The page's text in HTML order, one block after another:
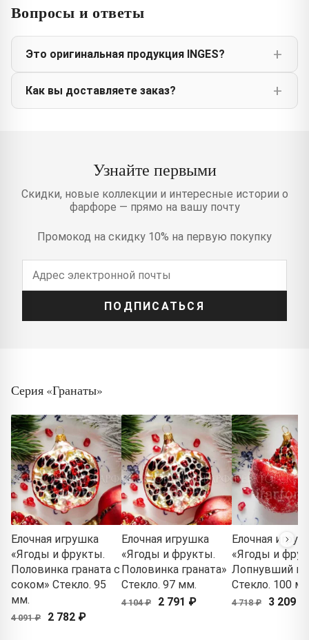
Вопросы и ответы
Это оригинальная продукция INGES?
Как вы доставляете заказ?
Узнайте первыми
Скидки, новые коллекции и интересные истории о
фарфоре — прямо на вашу почту
Промокод на скидку 10% на первую покупку
ПОДПИСАТЬСЯ
Серия «Гранаты»
Елочная игрушка
«Ягоды и фрукты.
Половинка граната с
соком» Стекло. 95
мм.
4 091 ₽ 2 782 ₽
Елочная игрушка
«Ягоды и фрукты.
Половинка граната»
Стекло. 97 мм.
4 104 ₽ 2 791 ₽
Елочная
«Ягоды и
Лопнувший
Стекло. 100
4 718 ₽ 3 209 ₽